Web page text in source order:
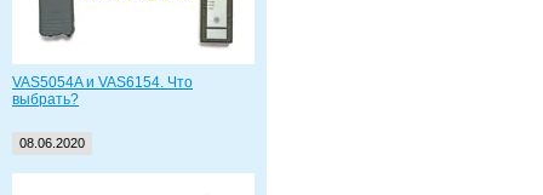
VAS5054A и VAS6154. Что
выбрать?
08.06.2020